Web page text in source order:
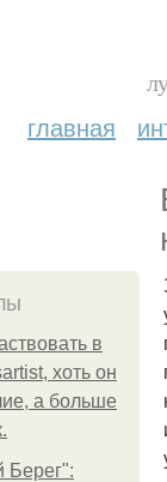
главная
в
хоть он
а больше
Берег":